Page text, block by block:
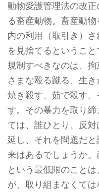
動物愛護管理法の改
る畜産動物。畜産動
内の利用（取引き）
を見捨てるというこ
規制すべきなのは、
さまな殴る蹴る、生き
焼き殺す、茹で殺す
す。その暴力を取り
ては、誰ひとり、反
延し、それを問題だ
来はあるでしょうか
という最低限のこと
が、取り組まなくては